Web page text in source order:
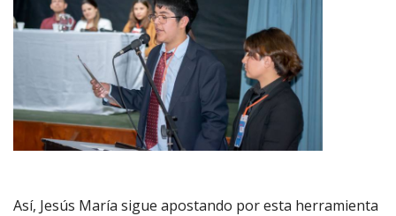
Así, Jesús María sigue apostando por esta herramienta